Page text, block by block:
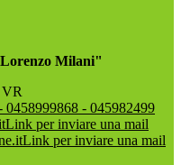
Milani"
VR
0458999868 - 045982499
Link per inviare una mail
Link per inviare una mail